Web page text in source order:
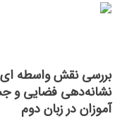
بررسی نقش واسطه ای
نشانه‌دهی فضایی و
آموزان در زبان دوم